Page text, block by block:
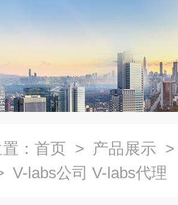
： 首页 > 产品展示
V-labs公司 V-labs代理